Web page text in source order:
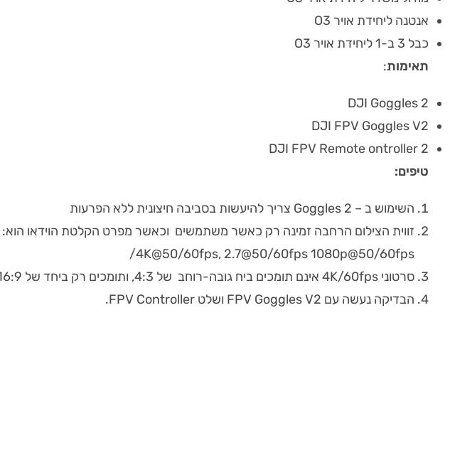
אנטנה ליחידת אויר O3
כבל 3 ב-1 ליחידת אויר O3
תאימות:
DJI Goggles 2
DJI FPV Goggles V2
DJI FPV Remote ontroller 2
טיפים:
השימוש ב – Goggles 2 צריך להיעשות בסביבה חיצונית ללא הפרעות
4K@50/60fps, 2.7@50/60fps 1080p@50/60fps/
סרטוני 4K/60fps אינם תומכים ביח גובה-רוחב של 4:3, ותומכים רק ביחד של 16:9
הבדיקה נעשה עם FPV Goggles V2 ושלט FPV Controller.